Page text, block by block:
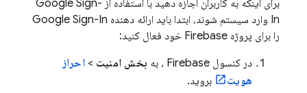
برای اینکه به کاربران اجازه دهید با استفاده از Google Sign-
In وارد سیستم شوند، ابتدا باید ارائه دهنده Google Sign-In
را برای پروژه Firebase خود فعال کنید:
در کنسول Firebase ، به بخش امنیت >احراز
هویت
بروید.